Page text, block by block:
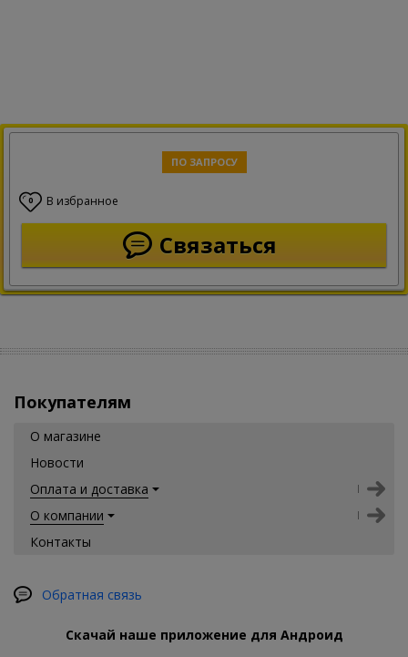
ПО ЗАПРОСУ
0 В избранное
Связаться
Покупателям
О магазине
Новости
Оплата и доставка
О компании
Контакты
Обратная связь
Скачай наше приложение для Андроид